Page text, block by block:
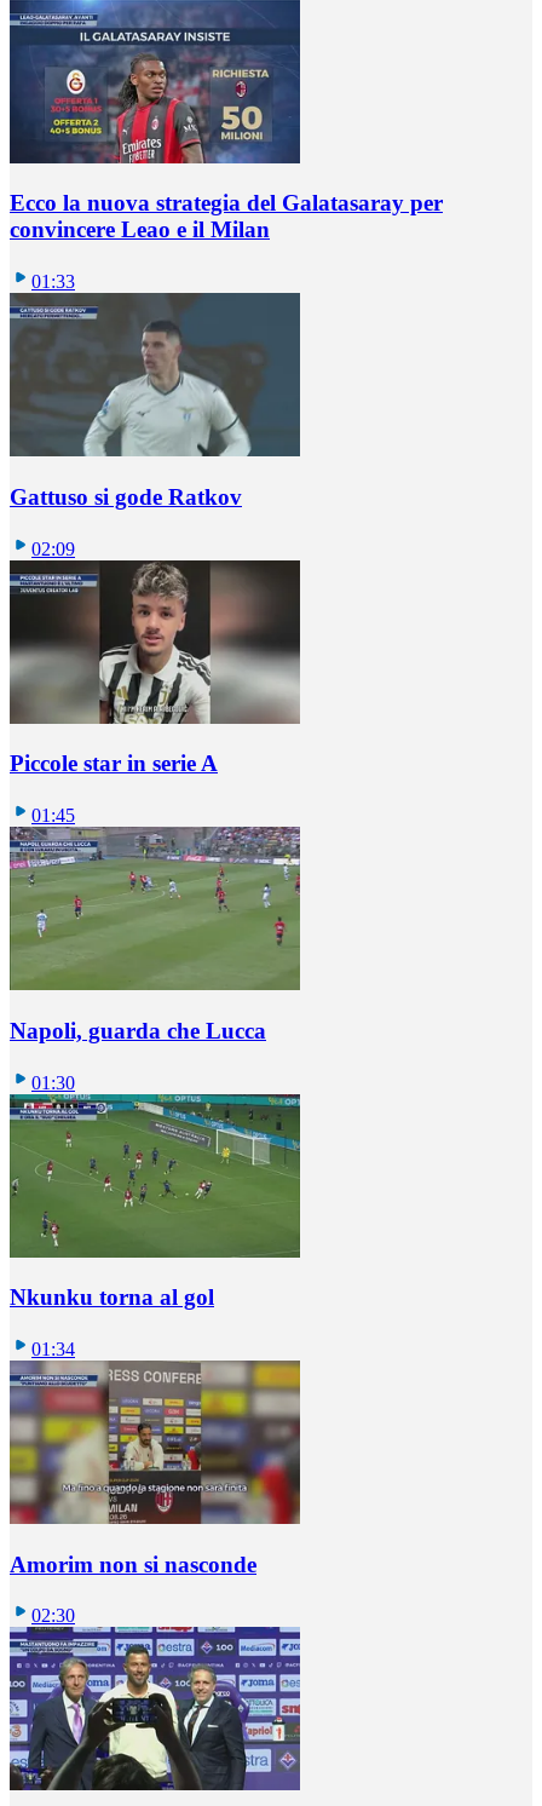
Ecco la nuova strategia del Galatasaray per
convincere Leao e il Milan
01:33
Gattuso si gode Ratkov
02:09
Piccole star in serie A
01:45
Napoli, guarda che Lucca
01:30
Nkunku torna al gol
01:34
Amorim non si nasconde
02:30